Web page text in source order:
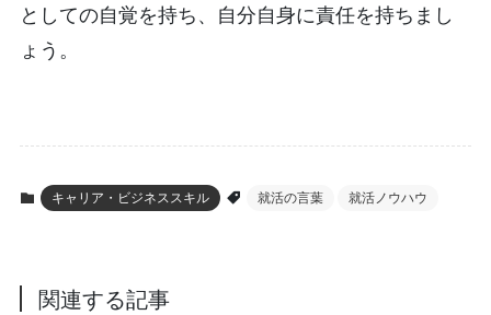
としての自覚を持ち、自分自身に責任を持ちまし
ょう。
キャリア・ビジネススキル 就活の言葉 就活ノウハウ
関連する記事